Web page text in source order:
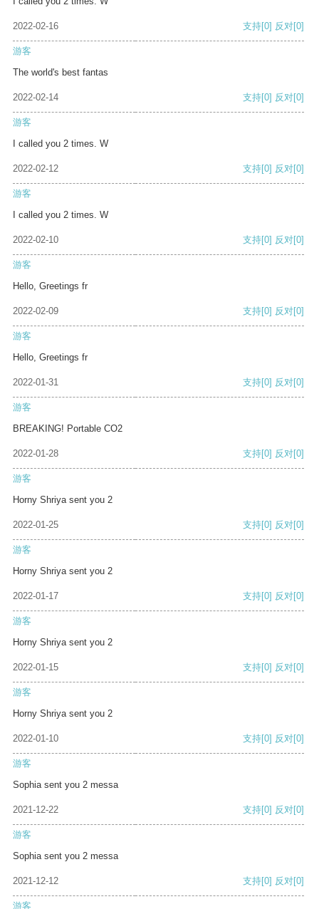
2022-02-16 支持[0] 反对[0]
游客
The world's best fantas
2022-02-14 支持[0] 反对[0]
游客
I called you 2 times. W
2022-02-12 支持[0] 反对[0]
游客
I called you 2 times. W
2022-02-10 支持[0] 反对[0]
游客
Hello, Greetings fr
2022-02-09 支持[0] 反对[0]
游客
Hello, Greetings fr
2022-01-31 支持[0] 反对[0]
游客
BREAKING! Portable CO2
2022-01-28 支持[0] 反对[0]
游客
Horny Shriya sent you 2
2022-01-25 支持[0] 反对[0]
游客
Horny Shriya sent you 2
2022-01-17 支持[0] 反对[0]
游客
Horny Shriya sent you 2
2022-01-15 支持[0] 反对[0]
游客
Horny Shriya sent you 2
2022-01-10 支持[0] 反对[0]
游客
Sophia sent you 2 messa
2021-12-22 支持[0] 反对[0]
游客
Sophia sent you 2 messa
2021-12-12 支持[0] 反对[0]
游客